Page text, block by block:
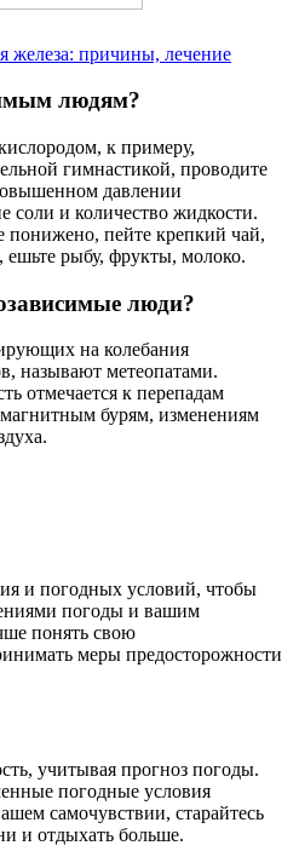
железа: причины, лечение
людям?
к примеру,
гимнастикой, проводите
давлении
соли и количество жидкости.
понижено, пейте крепкий чай,
рыбу, фрукты, молоко.
люди?
на колебания
называют метеопатами.
отмечается к перепадам
бурям, изменениям
и погодных условий, чтобы
погоды и вашим
понять свою
меры предосторожности
учитывая прогноз погоды.
погодные условия
самочувствии, старайтесь
и отдыхать больше.